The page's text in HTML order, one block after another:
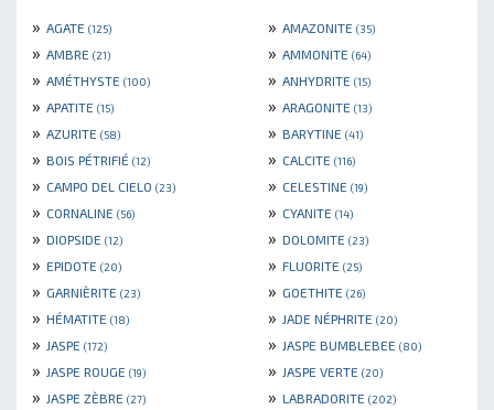
» AGATE (125) » AMAZONITE (35)
» AMBRE (21) » AMMONITE (64)
» AMÉTHYSTE (100) » ANHYDRITE (15)
» APATITE (15) » ARAGONITE (13)
» AZURITE (58) » BARYTINE (41)
» BOIS PÉTRIFIÉ (12) » CALCITE (116)
» CAMPO DEL CIELO (23) » CELESTINE (19)
» CORNALINE (56) » CYANITE (14)
» DIOPSIDE (12) » DOLOMITE (23)
» EPIDOTE (20) » FLUORITE (25)
» GARNIÈRITE (23) » GOETHITE (26)
» HÉMATITE (18) » JADE NÉPHRITE (20)
» JASPE (172) » JASPE BUMBLEBEE (80)
» JASPE ROUGE (19) » JASPE VERTE (20)
» JASPE ZÈBRE (27) » LABRADORITE (202)